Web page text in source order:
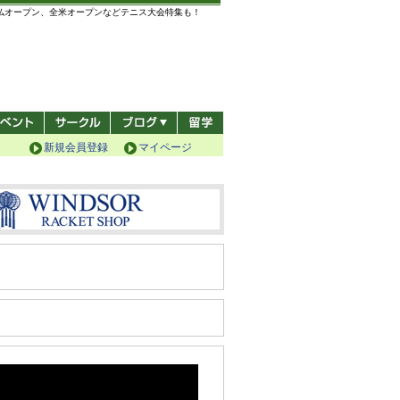
ープン、全米オープンなどテニス大会特集も！
マイページ
新規会員登録